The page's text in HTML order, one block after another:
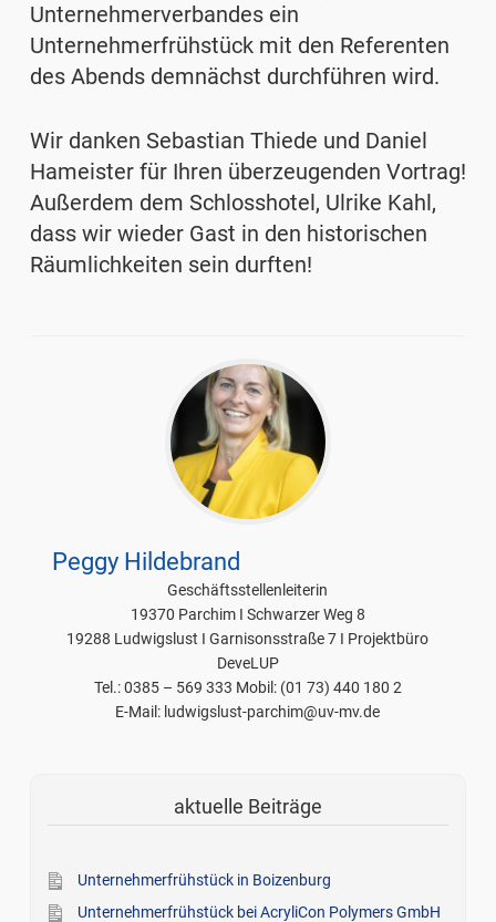
Unternehmerverbandes ein
Unternehmerfrühstück mit den Referenten
des Abends demnächst durchführen wird.
Wir danken Sebastian Thiede und Daniel
Hameister für Ihren überzeugenden Vortrag!
Außerdem dem Schlosshotel, Ulrike Kahl,
dass wir wieder Gast in den historischen
Räumlichkeiten sein durften!
Peggy Hildebrand
Geschäftsstellenleiterin
19370 Parchim I Schwarzer Weg 8
19288 Ludwigslust I Garnisonsstraße 7 I Projektbüro
DeveLUP
Tel.: 0385 – 569 333 Mobil: (01 73) 440 180 2
E-Mail: ludwigslust-parchim@uv-mv.de
aktuelle Beiträge
Unternehmerfrühstück in Boizenburg
Unternehmerfrühstück bei AcryliCon Polymers GmbH